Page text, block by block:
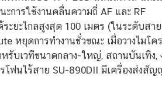
ะการใช้งานคลื่นความถี่ AF และ RF
ระยะไกลสูงสุด 100 เมตร (ในระดับสา
หยุดการทำงานชั่วขณะ เมื่อวางไมโค
หรับเวทีขนาดกลาง-ใหญ่, สถานบันเทิง,
โฟนไร้สาย SU-890DII มีเครื่องส่งสั